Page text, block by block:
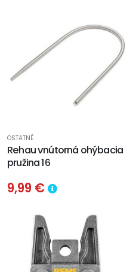
OSTATNÉ
Rehau vnútorná ohýbacia
pružina 16
9,99 €